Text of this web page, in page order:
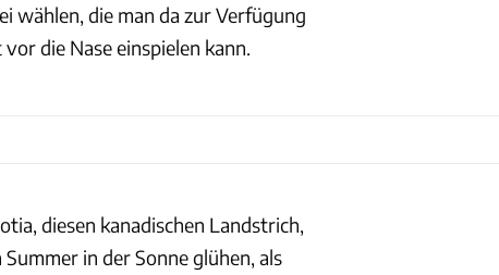
wählen, die man da zur Verfügung
die Nase einspielen kann.
diesen kanadischen Landstrich,
in der Sonne glühen, als